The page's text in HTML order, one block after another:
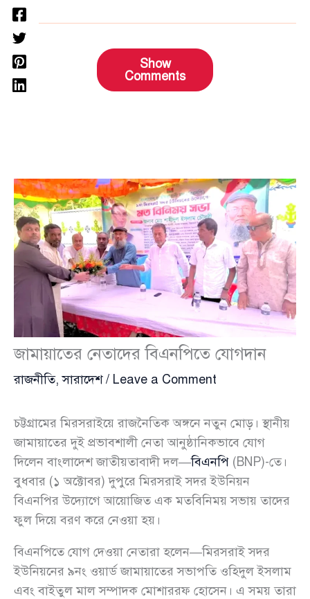
Show
Comments
জামায়াতের নেতাদের বিএনপিতে যোগদান
রাজনীতি,সারাদেশ/ Leave a Comment
চট্টগ্রামের মিরসরাইয়ে রাজনৈতিক অঙ্গনে নতুন মোড়। স্থানীয়
জামায়াতের দুই প্রভাবশালী নেতা আনুষ্ঠানিকভাবে যোগ
দিলেন বাংলাদেশ জাতীয়তাবাদী দল—বিএনপি (BNP)-তে।
বুধবার (১ অক্টোবর) দুপুরে মিরসরাই সদর ইউনিয়ন
বিএনপির উদ্যোগে আয়োজিত এক মতবিনিময় সভায় তাদের
ফুল দিয়ে বরণ করে নেওয়া হয়।
বিএনপিতে যোগ দেওয়া নেতারা হলেন—মিরসরাই সদর
ইউনিয়নের ৯নং ওয়ার্ড জামায়াতের সভাপতি ওহিদুল ইসলাম
এবং বাইতুল মাল সম্পাদক মোশাররফ হোসেন। এ সময় তারা